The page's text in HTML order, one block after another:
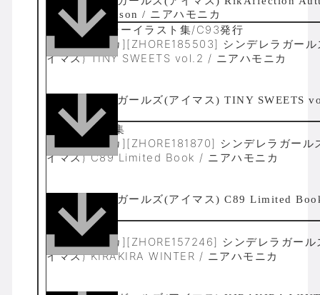
20p/フルカラーイラスト集/C93発行
[ニアハモニカ][ZHORE185503] シンデレラガー
イマス) TINY SWEETS vol.2 / ニアハモニカ
8p/イラスト集
[ニアハモニカ][ZHORE181870] シンデレラガール
イマス) C89 Limited Book / ニアハモニカ
24p
[ニアハモニカ][ZHORE157246] シンデレラガール
イマス) KIRAKIRA WINTER / ニアハモニカ